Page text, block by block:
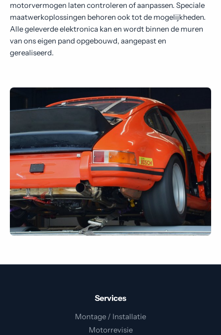
motorvermogen laten controleren of aanpassen. Speciale
maatwerkoplossingen behoren ook tot de mogelijkheden.
Alle geleverde elektronica kan en wordt binnen de muren
van ons eigen pand opgebouwd, aangepast en
gerealiseerd.
Services
Montage / Installatie
Motorrevisie